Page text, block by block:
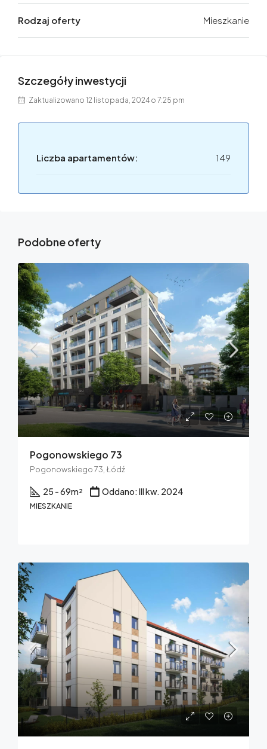
Rodzaj oferty Mieszkanie
Szczegóły inwestycji
Zaktualizowano 12 listopada, 2024 o 7:25 pm
Liczba apartamentów: 149
Podobne oferty
Pogonowskiego 73
Pogonowskiego 73, Łódź
25 - 69m² Oddano: III kw. 2024
MIESZKANIE